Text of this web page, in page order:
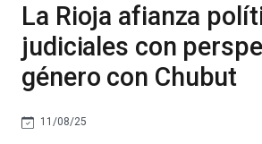
La Rioja afianza
judiciales con
género con Chubut
11/08/25